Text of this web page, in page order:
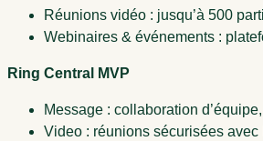
Réunions vidéo : jusqu’à 500
Webinaires & événements :
Ring Central MVP
Message : collaboration
Video : réunions sécurisées avec